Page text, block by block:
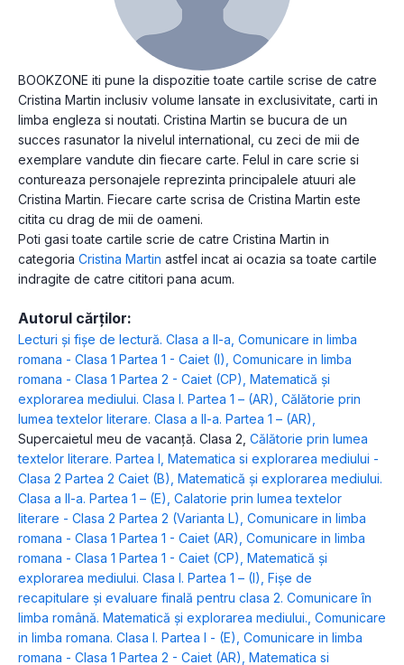
BOOKZONE iti pune la dispozitie toate cartile scrise de catre
Cristina Martin inclusiv volume lansate in exclusivitate, carti in
limba engleza si noutati. Cristina Martin se bucura de un
succes rasunator la nivelul international, cu zeci de mii de
exemplare vandute din fiecare carte. Felul in care scrie si
contureaza personajele reprezinta principalele atuuri ale
Cristina Martin. Fiecare carte scrisa de Cristina Martin este
citita cu drag de mii de oameni.
Poti gasi toate cartile scrie de catre Cristina Martin in
categoria Cristina Martin astfel incat ai ocazia sa toate cartile
indragite de catre cititori pana acum.
Autorul cărților:
Lecturi şi fişe de lectură. Clasa a II-a Comunicare in limba
romana - Clasa 1 Partea 1 - Caiet (I) Comunicare in limba
romana - Clasa 1 Partea 2 - Caiet (CP) Matematică şi
explorarea mediului. Clasa I. Partea 1 – (AR) Călătorie prin
lumea textelor literare. Clasa a II-a. Partea 1 – (AR)
Supercaietul meu de vacanță. Clasa 2 Călătorie prin lumea
textelor literare. Partea I Matematica si explorarea mediului -
Clasa 2 Partea 2 Caiet (B) Matematică și explorarea mediului.
Clasa a II-a. Partea 1 – (E) Calatorie prin lumea textelor
literare - Clasa 2 Partea 2 (Varianta L) Comunicare in limba
romana - Clasa 1 Partea 1 - Caiet (AR) Comunicare in limba
romana - Clasa 1 Partea 1 - Caiet (CP) Matematică şi
explorarea mediului. Clasa I. Partea 1 – (I) Fişe de
recapitulare şi evaluare finală pentru clasa 2. Comunicare în
limba română. Matematică şi explorarea mediului. Comunicare
in limba romana. Clasa I. Partea I - (E) Comunicare in limba
romana - Clasa 1 Partea 2 - Caiet (AR) Matematica si